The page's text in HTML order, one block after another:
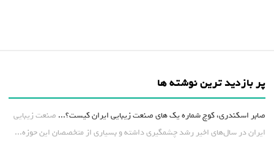
پر بازدید ترین نوشته ها
صابر اسکندری، کوچ شماره یک های صنعت زیبایی ایران کیست؟... صنعت زیبایی
ایران در سال‌های اخیر رشد چشمگیری داشته و بسیاری از متخصصان این حوزه...